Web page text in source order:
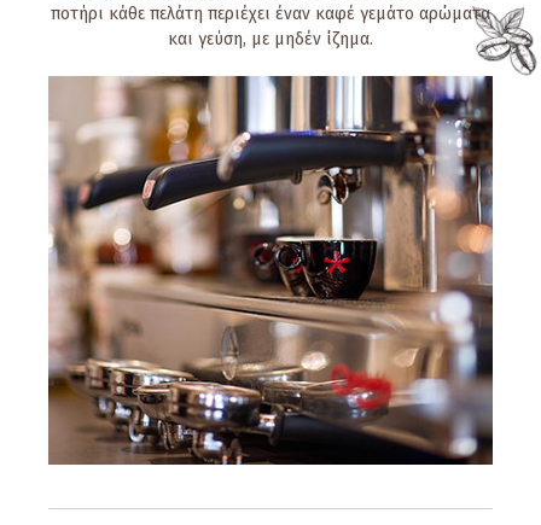
ποτήρι κάθε πελάτη περιέχει έναν καφέ γεμάτο αρώματα
και γεύση, με μηδέν ίζημα.